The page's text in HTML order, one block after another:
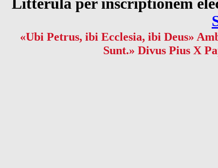
Litterula per inscriptionem
«Ubi Petrus, ibi Ecclesia, ibi Deus»
Sunt.» Divus Pius X